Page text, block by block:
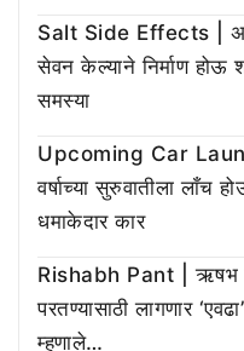
Salt Side Effects |
सेवन केल्याने निर्माण होऊ
समस्या
Upcoming Car
वर्षाच्या सुरुवातीला लाँच
धमाकेदार कार
Rishabh Pant | ऋषभ
परतण्यासाठी लागणार
म्हणाले…